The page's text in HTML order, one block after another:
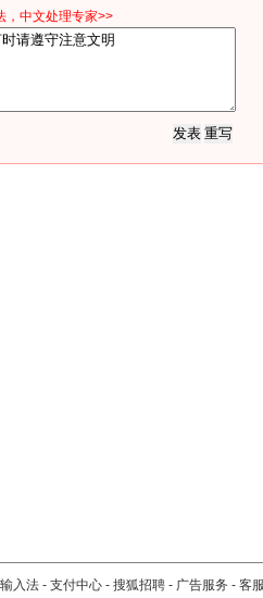
，中文处理专家>>
入法 - 支付中心 - 搜狐招聘 - 广告服务 - 客